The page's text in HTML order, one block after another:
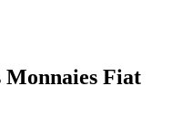
Monnaies Fiat